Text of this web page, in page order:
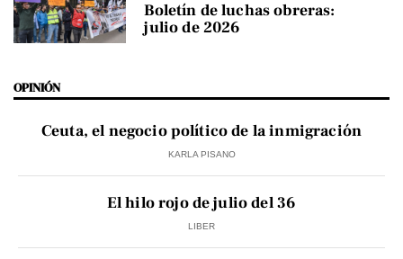
Boletín de luchas obreras:
julio de 2026
OPINIÓN
Ceuta, el negocio político de la inmigración
KARLA PISANO
El hilo rojo de julio del 36
LIBER